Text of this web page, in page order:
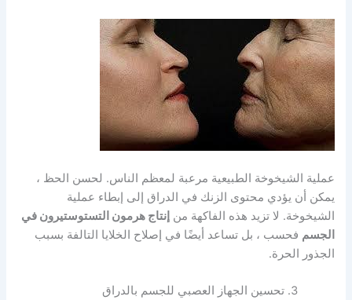
عملية الشيخوخة الطبيعية مرعبة لمعظم الناس. لحسن الحظ ،
يمكن أن يؤدي محتوى الزنك في الدراق إلى إبطاء عملية
الشيخوخة. لا تزيد هذه الفاكهة منإنتاج هرمون التستوستيرون في
الجسم فحسب ، بل تساعد أيضًا في إصلاح الخلايا التالفة بسبب
الجذور الحرة.
تحسين الجهاز العصبي للجسم بالدراق